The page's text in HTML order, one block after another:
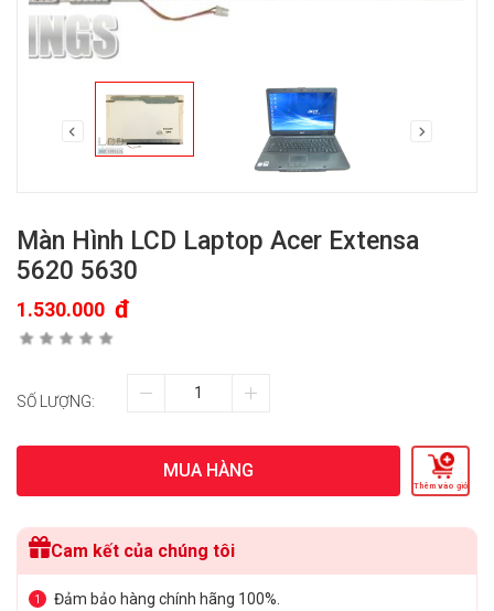
Màn Hình LCD Laptop Acer Extensa
5620 5630
1.530.000 đ
SỐ LƯỢNG:
MUA HÀNG
Thêm vào giỏ
Cam kết của chúng tôi
1 Đảm bảo hàng chính hãng 100%.